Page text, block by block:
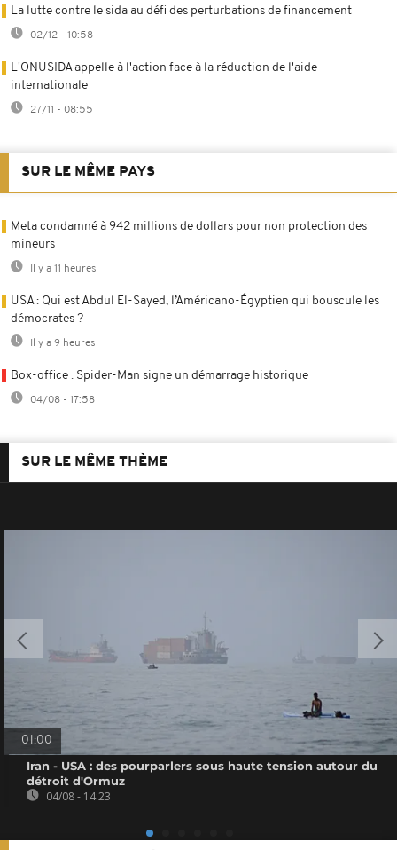
La lutte contre le sida au défi des perturbations de financement
02/12 - 10:58
L'ONUSIDA appelle à l'action face à la réduction de l'aide
internationale
27/11 - 08:55
SUR LE MÊME PAYS
Meta condamné à 942 millions de dollars pour non protection des
mineurs
Il y a 11 heures
USA : Qui est Abdul El-Sayed, l’Américano-Égyptien qui bouscule les
démocrates ?
Il y a 9 heures
Box-office : Spider-Man signe un démarrage historique
04/08 - 17:58
SUR LE MÊME THÈME
01:00
Iran - USA : des pourparlers sous haute tension autour du
détroit d'Ormuz
04/08 - 14:23